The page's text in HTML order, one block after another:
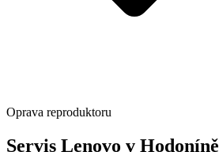
Oprava reproduktoru
Servis Lenovo v Hodoníně